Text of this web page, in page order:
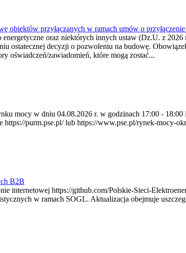
przyłączanych w ramach umów o przyłączenie
oraz niektórych innych ustaw (Dz.U. z
ostatecznej decyzji o pozwoleniu na budowę.
oświadczeń/zawiadomień, które mogą zostać...
mocy w dniu 04.08.2026 r. w godzinach 17:00 -
purm.pse.pl/ lub https://www.pse.pl/rynek-mocy-
B2B
internetowej https://github.com/Polskie-Sieci-
w ramach SOGL. Aktualizacja obejmuje